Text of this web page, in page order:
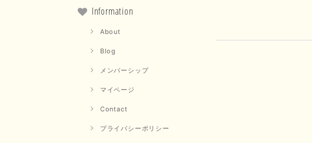
Information
About
Blog
メンバーシップ
マイページ
Contact
プライバシーポリシー